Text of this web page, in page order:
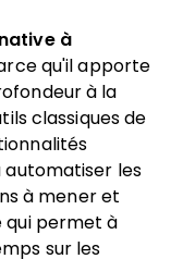
à
qu'il apporte
à la
classiques de
automatiser les
à mener et
qui permet à
sur les